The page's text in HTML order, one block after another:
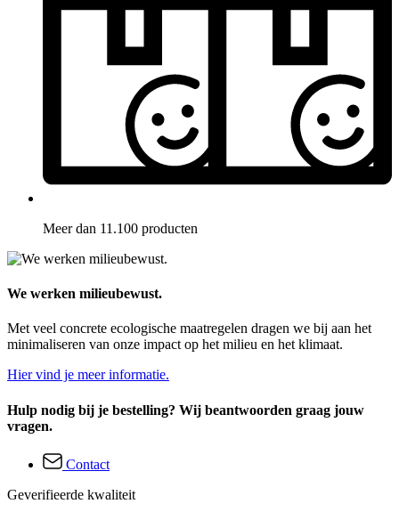
Meer dan 11.100 producten
We werken milieubewust.
Met veel concrete ecologische maatregelen dragen we bij aan het
minimaliseren van onze impact op het milieu en het klimaat.
Hier vind je meer informatie.
Hulp nodig bij je bestelling? Wij beantwoorden graag jouw
vragen.
Contact
Geverifieerde kwaliteit